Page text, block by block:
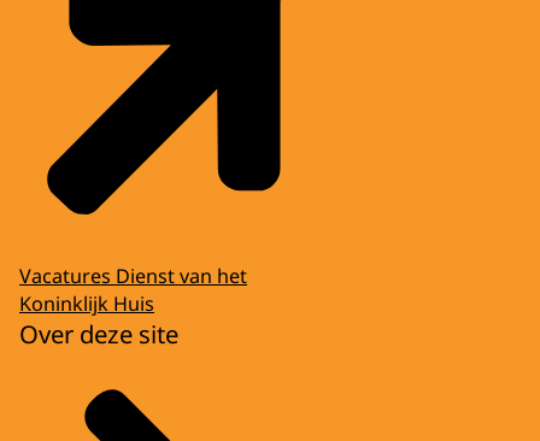
Vacatures Dienst van het
Koninklijk Huis
Over deze site